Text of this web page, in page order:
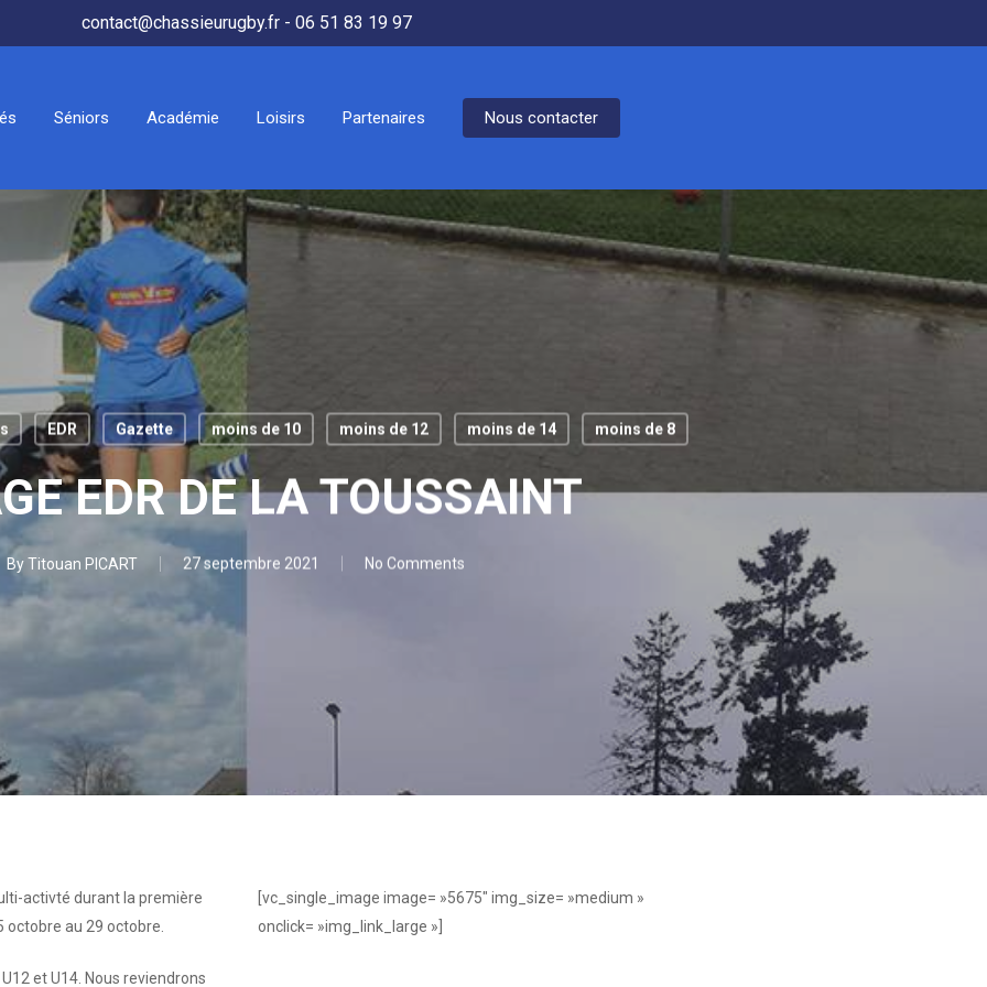
contact@chassieurugby.fr - 06 51 83 19 97
Séniors Académie Loisirs Partenaires Nous contacter
EDR Gazette moins de 10 moins de 12 moins de 14 moins de 8
EDR DE LA TOUSSAINT
ByTitouan PICART 27 septembre 2021 No Comments
activté durant la première
octobre au 29 octobre
U12 et U14 . Nous reviendrons
[vc_single_image image= »5675″ img_size= »medium »
onclick= »img_link_large »]